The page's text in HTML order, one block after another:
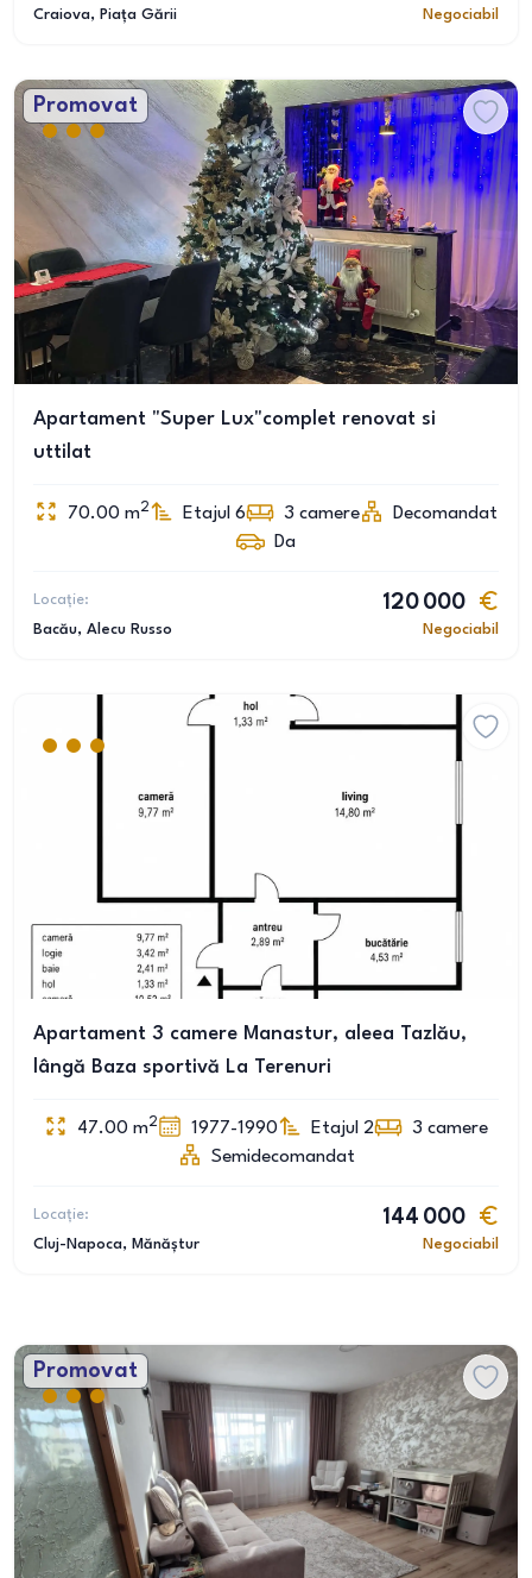
Craiova, Piața Gării Negociabil
Promovat
Apartament "Super Lux"complet renovat si
uttilat
70.00 m2 Etajul 6 3 camere
Decomandat
Da
Locație:
Bacău, Alecu Russo
120 000
Negociabil
Apartament 3 camere Manastur, aleea Tazlău,
lângă Baza sportivă La Terenuri
47.00 m2 1977-1990 Etajul 2 3 camere
Semidecomandat
Locație:
Cluj-Napoca, Mănăștur
144 000
Negociabil
Promovat